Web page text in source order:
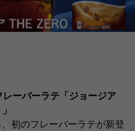
ーバーラテ「ジョージア
初のフレーバーラテが新登